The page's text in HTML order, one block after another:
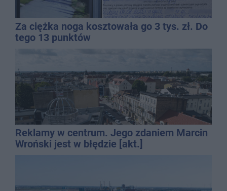
Za ciężka noga kosztowała go 3 tys. zł. Do
tego 13 punktów
Reklamy w centrum. Jego zdaniem Marcin
Wroński jest w błędzie [akt.]